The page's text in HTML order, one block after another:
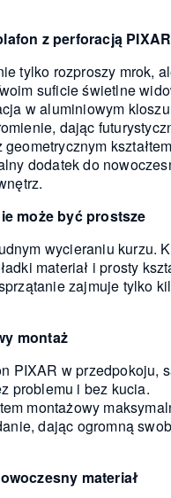
z perforacją PIXAR
tylko rozproszy mrok,
suficie świetlne
w aluminiowym
dając
geometrycznym
dodatek do
może być prostsze
wycieraniu kurzu.
materiał i prosty
zajmuje tylko
montaż
PIXAR w przedpokoju,
problemu i bez kucia.
montażowy
dając ogromną
materiał